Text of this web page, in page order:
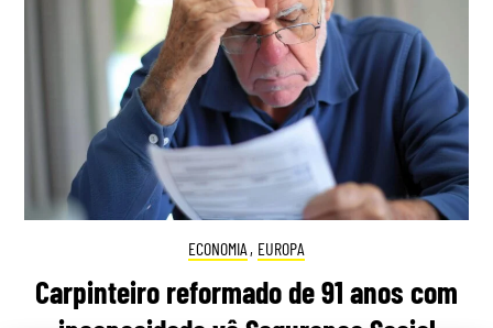
ECONOMIA , EUROPA
Carpinteiro reformado de 91 anos com